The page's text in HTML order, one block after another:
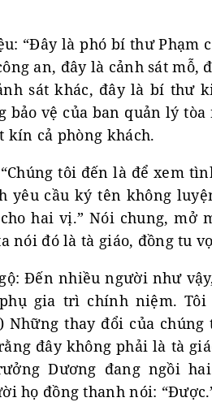
“Đây là phó bí thư
an, đây là cảnh sát
sát khác, đây là bí thư
bảo vệ của ban quản lý
kín cả phòng khách.
tôi đến là để xem
yêu cầu ký tên không
hai vị.” Nói chung, mở
nói đó là tà giáo, đồng tu
Đến nhiều người như
gia trì chính niệm.
Những thay đổi của
đây không phải là tà
Dương đang ngồi
họ đồng thanh nói: